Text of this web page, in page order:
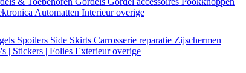
Automatten Interieur overige
Spoilers Side Skirts Carrosserie reparatie Zijschermen
| Stickers | Folies Exterieur overige